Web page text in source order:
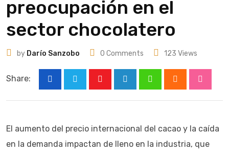
preocupación en el
sector chocolatero
by Darío Sanzobo 0 Comments 123 Views
Share:
El aumento del precio internacional del cacao y la caída
en la demanda impactan de lleno en la industria, que